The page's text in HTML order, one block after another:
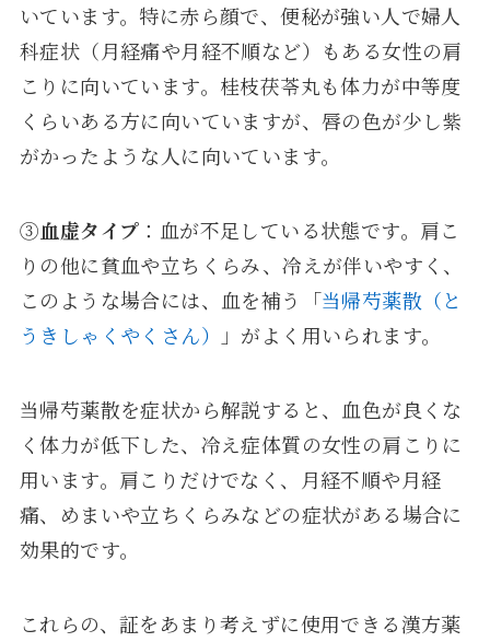
いています。特に赤ら顔で、便秘が強い人で婦人
科症状（月経痛や月経不順など）もある女性の肩
こりに向いています。桂枝茯苓丸も体力が中等度
くらいある方に向いていますが、唇の色が少し紫
がかったような人に向いています。
③血虚タイプ ：血が不足している状態です。肩こ
りの他に貧血や立ちくらみ、冷えが伴いやすく、
このような場合には、血を補う「当帰芍薬散（と
うきしゃくやくさん）
」がよく用いられます。
当帰芍薬散を症状から解説すると、血色が良くな
く体力が低下した、冷え症体質の女性の肩こりに
用います。肩こりだけでなく、月経不順や月経
痛、めまいや立ちくらみなどの症状がある場合に
効果的です。
これらの、証をあまり考えずに使用できる漢方薬